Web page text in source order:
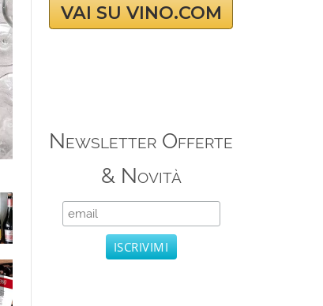
VAI SU VINO.COM
Newsletter Offerte
& Novità